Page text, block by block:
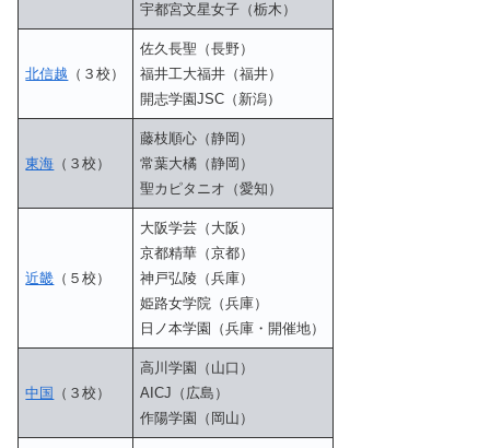
宇都宮文星女子（栃木）
北信越 （３校）
佐久長聖（長野）
福井工大福井（福井）
開志学園JSC（新潟）
東海 （３校）
藤枝順心（静岡）
常葉大橘（静岡）
聖カピタニオ（愛知）
近畿 （５校）
大阪学芸（大阪）
京都精華（京都）
神戸弘陵（兵庫）
姫路女学院（兵庫）
日ノ本学園（兵庫・開催地）
中国 （３校）
高川学園（山口）
AICJ（広島）
作陽学園（岡山）